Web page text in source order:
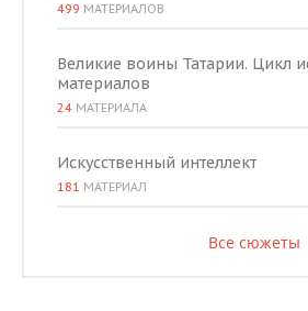
499 МАТЕРИАЛОВ
Великие воины Татарии. Цикл
материалов
24 МАТЕРИАЛА
Искусственный интеллект
181 МАТЕРИАЛ
Все сюжеты